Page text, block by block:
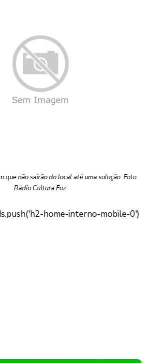
que não sairão do local até uma solução. Foto
Rádio Cultura Foz